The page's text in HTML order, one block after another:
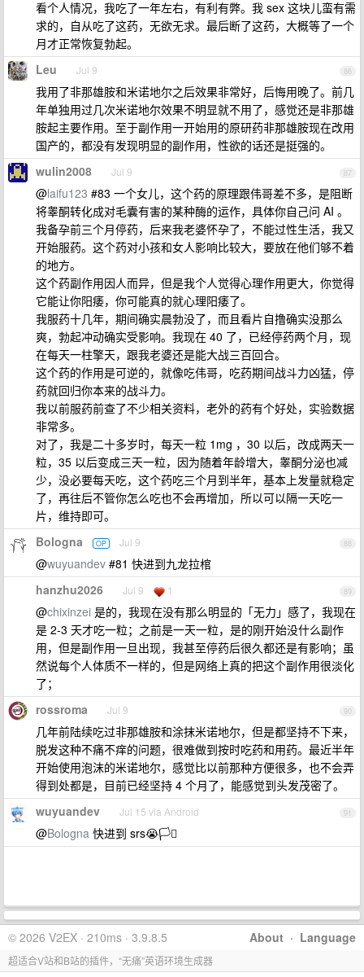
看个人情况，我吃了一年左右，有利有弊。我 sex 这块儿蛮有需
求的，自从吃了这药，无欲无求。最后断了这药，大概等了一个
月才正常恢复勃起。
86
Leu Jul 9
我用了非那雄胺和米诺地尔之后效果非常好，后悔用晚了。前几
年单独用过几次米诺地尔效果不明显就不用了，感觉还是非那雄
胺起主要作用。至于副作用一开始用的原研药非那雄胺现在改用
国产的，都没有发现明显的副作用，性欲的话还是挺强的。
87
wulin2008 Jul 9
@laifu123 #83 一个女儿，这个药的原理跟伟哥差不多，是阻断
将睾酮转化成对毛囊有害的某种酶的运作，具体你自己问 AI 。
我备孕前三个月停药，后来我老婆怀孕了，不能过性生活，我又
开始服药。这个药对小孩和女人影响比较大，要放在他们够不着
的地方。
这个药副作用因人而异，但是我个人觉得心理作用更大，你觉得
它能让你阳痿，你可能真的就心理阳痿了。
我服药十几年，期间确实晨勃没了，而且看片自撸确实没那么
爽，勃起冲动确实受影响。我现在 40 了，已经停药两个月，现
在每天一柱擎天，跟我老婆还是能大战三百回合。
这个药的作用是可逆的，就像吃伟哥，吃药期间战斗力凶猛，停
药就回归你本来的战斗力。
我以前服药前查了不少相关资料，老外的药有个好处，实验数据
非常多。
对了，我是二十多岁时，每天一粒 1mg ，30 以后，改成两天一
粒，35 以后变成三天一粒，因为随着年龄增大，睾酮分泌也减
少，没必要每天吃，这个药吃三个月到半年，基本上发量就稳定
了，再往后不管你怎么吃也不会再增加，所以可以隔一天吃一
片，维持即可。
88
Bologna OP Jul 9
@wuyuandev #81 快进到九龙拉棺
89
hanzhu2026 Jul 9 1
@chixinzei 是的，我现在没有那么明显的「无力」感了，我现在
是 2-3 天才吃一粒；之前是一天一粒，是的刚开始没什么副作
用，但是副作用一旦出现，我甚至停药后很久都还是有影响；虽
然说每个人体质不一样的，但是网络上真的把这个副作用很淡化
了；
90
rossroma Jul 9
几年前陆续吃过非那雄胺和涂抹米诺地尔，但是都坚持不下来，
脱发这种不痛不痒的问题，很难做到按时吃药和用药。最近半年
开始使用泡沫的米诺地尔，感觉比以前那种方便很多，也不会弄
得到处都是，目前已经坚持 4 个月了，能感觉到头发茂密了。
91
wuyuandev Jul 15 via Android
@Bologna 快进到 srs😭🏳️‍⚧️
About · Language
© 2026 V2EX · 210ms · 3.9.8.5
超适合V站和B站的插件，“无痛”英语环境生成器